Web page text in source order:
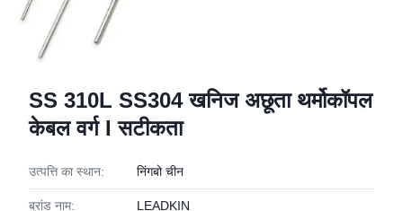
SS 310L SS304 खनिज अछूता थर्मोकॉपल
केबल वर्ग I सटीकता
उत्पत्ति का स्थान: निंगबो चीन
ब्रांड नाम: LEADKIN